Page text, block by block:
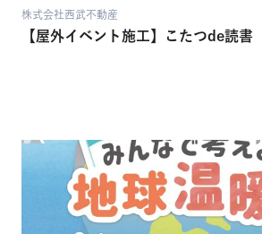
株式会社西武不動産
【屋外イベント施工】こたつde読書